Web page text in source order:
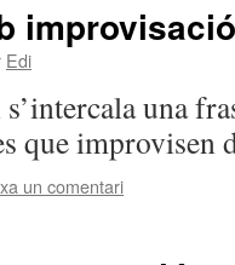
Edi
una
que improvisen
un comentari